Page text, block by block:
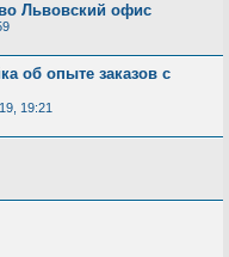
Львовский офис
об опыте заказов с
19:21